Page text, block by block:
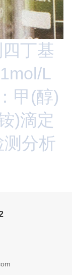
四丁基
L
甲(醇)
)滴定
分析